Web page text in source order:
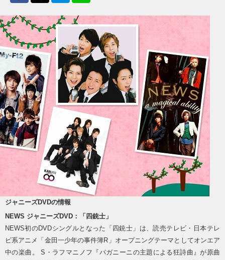
ジャニーズDVDの情報
NEWS ジャニーズDVD：「四銃士」
NEWS初のDVDシングルとなった「四銃士」は、読売テレビ・日本テレ
ビ系アニメ「金田一少年の事件簿R」オープニングテーマとしてオンエア
中の楽曲。 S・ラフマニノフ『パガニーニの主題による狂詩曲』が原曲